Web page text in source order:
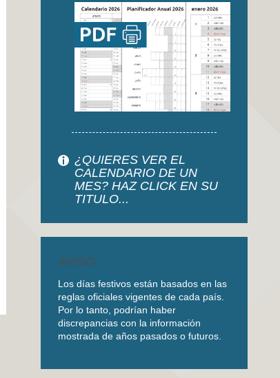
¿QUIERES VER EL
CALENDARIO DE UN
MES? HAZ CLICK EN SU
TITULO...
AVISO
Los días festivos están basados en las
reglas oficiales vigentes de cada país.
Por lo tanto, podrían haber
discrepancias con la información
mostrada de años pasados o futuros.